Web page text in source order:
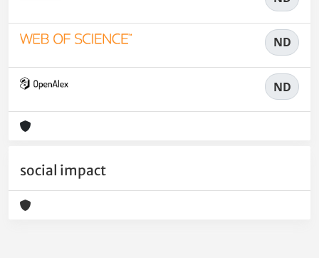
ND
ND
social impact